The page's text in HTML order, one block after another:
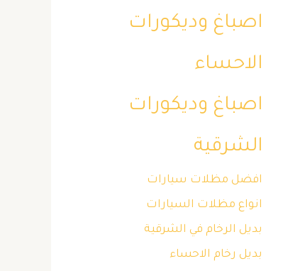
اصباغ وديكورات
الاحساء
اصباغ وديكورات
الشرقية
افضل مظلات سيارات
انواع مظلات السيارات
بديل الرخام في الشرقية
بديل رخام الاحساء